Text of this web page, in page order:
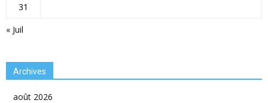
« Juil
31
Archives
août 2026